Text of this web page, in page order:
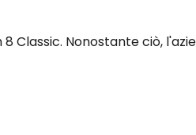
Classic. Nonostante ciò,